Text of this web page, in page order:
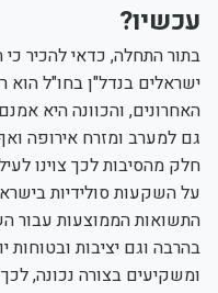
עכשיו?
בתור התחלה, כדאי להכיר
ישראלים בנדל"ן בחו"ל
האחרונים, והכוונה היא
גם למערב ומזרח אירופה
חלק מהסיבות לכך צוינו
על השקעות סולידיות
התשואות הממוצעות עבור
בהרבה וגם יציבות
ומשקיעים בצורה נכונה,